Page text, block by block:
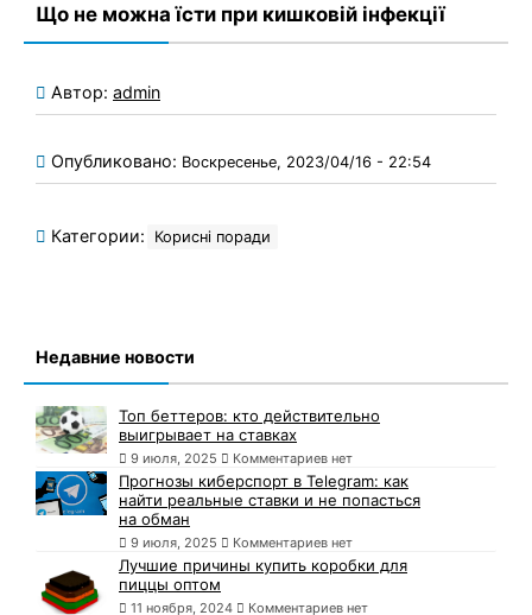
Що не можна їсти при кишковій інфекції
Автор: admin
Опубликовано: Воскресенье, 2023/04/16 - 22:54
Категории: Корисні поради
Недавние новости
Топ беттеров: кто действительно
выигрывает на ставках
9 июля, 2025 Комментариев нет
Прогнозы киберспорт в Telegram: как
найти реальные ставки и не попасться
на обман
9 июля, 2025 Комментариев нет
Лучшие причины купить коробки для
пиццы оптом
11 ноября, 2024 Комментариев нет